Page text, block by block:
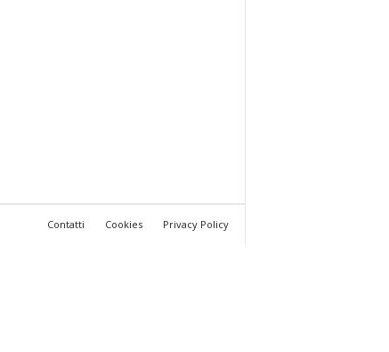
Contatti Cookies Privacy Policy